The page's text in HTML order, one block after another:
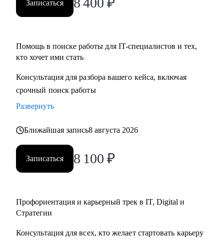
• Определим стратегию поиска подходящей роли и
Кому могу помочь:
• Product-менеджерам/Владельцам продуктов;
• Руководителям проектов/Руководителям стратегических
проектов;
• Специалистам по стратегии, инвестициям и консалтингу,
а также высшему и среднему менеджменту;
• Продуктовым аналитикам/Бизнес-аналитикам;
• Всем не IT-специалистам, которые хотят перейти в IT.
Записаться
Помощь в поиске работы для IT-специалистов и тех,
кто хочет ими стать
Консультация для разбора вашего кейса, включая
срочный поиск работы
Развернуть
Ближайшая запись8 августа 2026
Записаться 8 100 ₽
Профориентация и карьерный трек в IT, Digital и
Стратегии
Консультация для всех, кто желает стартовать карьеру